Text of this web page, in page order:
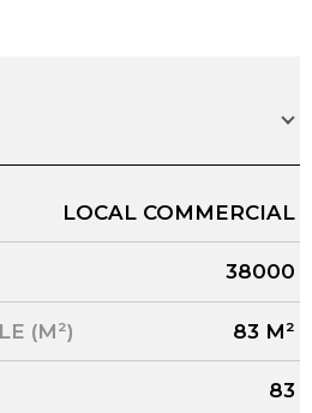
LOCAL COMMERCIAL
38000
(M²) 83 M²
83